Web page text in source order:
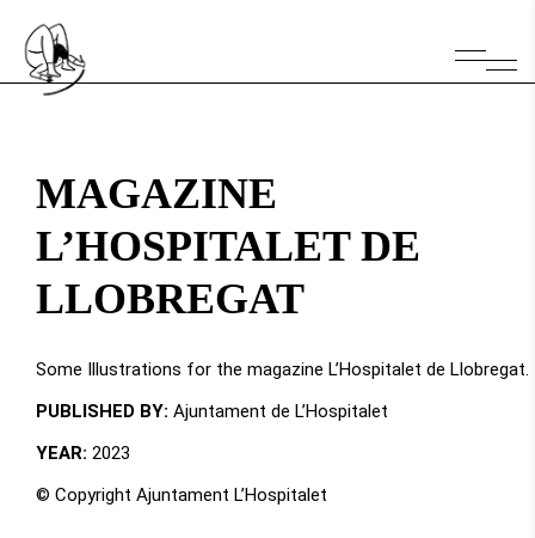
MAGAZINE
L’HOSPITALET DE
LLOBREGAT
Some Illustrations for the magazine L’Hospitalet de Llobregat.
PUBLISHED BY: Ajuntament de L’Hospitalet
YEAR: 2023
© Copyright Ajuntament L’Hospitalet